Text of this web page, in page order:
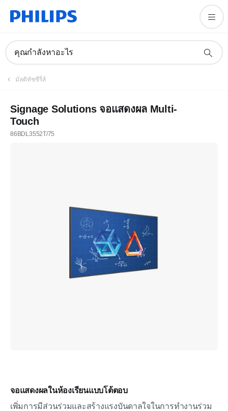
คุณกำลังหาอะไร
มัลติทัชซีรี่ส์
Signage Solutions จอแสดงผล Multi-
Touch
86BDL3552T/75
จอแสดงผลในห้องเรียนแบบโต้ตอบ
เพิ่มการมีส่วนร่วมและสร้างแรงบันดาลใจในการทำงานร่วม